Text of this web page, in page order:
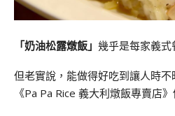
「奶油松露燉飯」 幾乎是每家義
但老實說，能做得好吃到讓人時不
《Pa Pa Rice 義大利燉飯專賣店》